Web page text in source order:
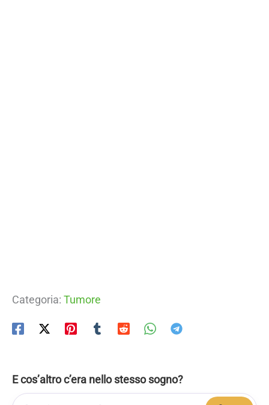
Categoria: Tumore
E cos’altro c’era nello stesso sogno?